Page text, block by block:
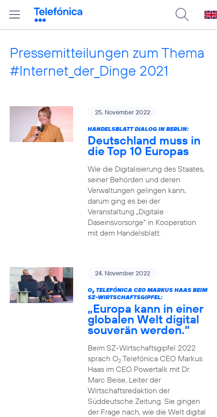
Pressemitteilungen zum Thema
#Internet_der_Dinge 2021
25. November 2022
HANDELSBLATT DIALOG IN BERLIN:
Deutschland muss in
die Top 10 Europas
Wie die Digitalisierung des Staates,
seiner Behörden und deren
Verwaltungen gelingen kann,
darum ging es bei der
Veranstaltung „Digitale
Daseinsvorsorge“ in Kooperation
mit dem Handelsblatt.
24. November 2022
O2TELEFÓNICA CEO MARKUS HAAS BEIM
SZ-WIRTSCHAFTSGIPFEL:
„Europa kann in einer
globalen Welt digital
souverän werden.“
Beim SZ-Wirtschaftsgipfel 2022
sprach O2Telefónica CEO Markus
Haas im CEO Powertalk mit Dr.
Marc Beise, Leiter der
Wirtschaftsredaktion der
Süddeutsche Zeitung. Sie gingen
der Frage nach, wie die Welt digital